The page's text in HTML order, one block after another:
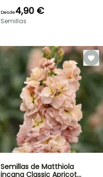
Desde4,90 €
Semillas
Semillas de Matthiola
incana Classic Apricot…